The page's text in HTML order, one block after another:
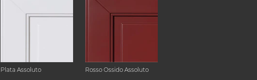
Plata Assoluto Rosso Ossido Assoluto